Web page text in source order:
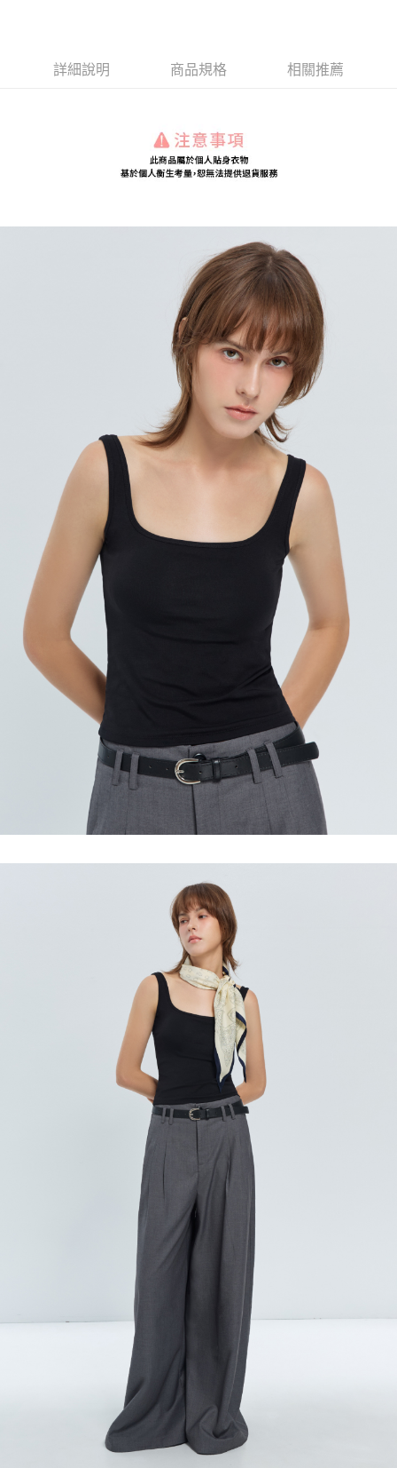
每筆NT$80，滿NT$1,000(含以上)免運費
每筆NT$80，滿NT$1,000(含以上)免運費
每筆NT$80，滿NT$1,000(含以上)免運費
每筆NT$120，滿NT$1,000(含以上)免運費
每筆NT$400，滿NT$2,000(含以上)免運費
詳細說明 商品規格 相關推薦